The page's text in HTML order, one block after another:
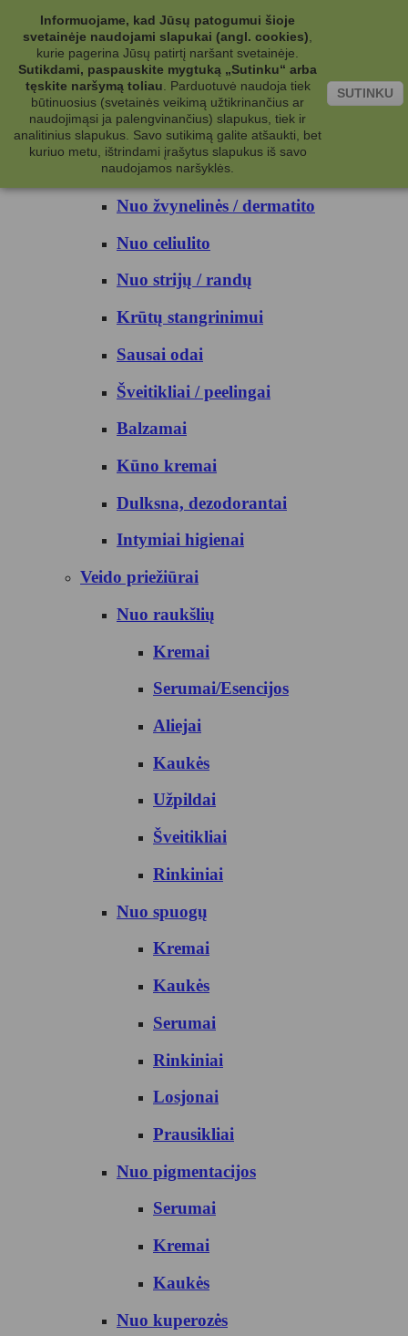
Kategorijos
Kosmetika
Kūno priežiūrai
Nuo prakaito
Kūno prausikliai
Nuo žvynelinės / dermatito
Nuo celiulito
Nuo strijų / randų
Krūtų stangrinimui
Sausai odai
Šveitikliai / peelingai
Balzamai
Kūno kremai
Dulksna, dezodorantai
Intymiai higienai
Veido priežiūrai
Nuo raukšlių
Kremai
Serumai/Esencijos
Aliejai
Kaukės
Užpildai
Šveitikliai
Rinkiniai
Nuo spuogų
Kremai
Kaukės
Serumai
Rinkiniai
Losjonai
Prausikliai
Nuo pigmentacijos
Serumai
Kremai
Kaukės
Nuo kuperozės
Informuojame, kad Jūsų patogumui šioje
svetainėje naudojami slapukai (angl. cookies)
kurie pagerina Jūsų patirtį naršant svetainėje.
Sutikdami, paspauskite mygtuką „Sutinku“ arba
tęskite naršymą toliau
Parduotuvė naudoja tiek
būtinuosius (svetainės veikimą užtikrinančius ar
naudojimąsi ja palengvinančius) slapukus, tiek ir
analitinius slapukus. Savo sutikimą galite atšaukti, bet
kuriuo metu, ištrindami įrašytus slapukus iš savo
naudojamos naršyklės.
SUTINKU